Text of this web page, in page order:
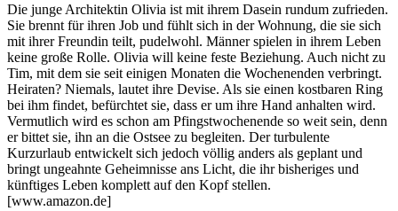
Die junge Architektin Olivia ist mit ihrem Dasein rundum zufrieden.
Sie brennt für ihren Job und fühlt sich in der Wohnung, die sie sich
mit ihrer Freundin teilt, pudelwohl. Männer spielen in ihrem Leben
keine große Rolle. Olivia will keine feste Beziehung. Auch nicht zu
Tim, mit dem sie seit einigen Monaten die Wochenenden verbringt.
Heiraten? Niemals, lautet ihre Devise. Als sie einen kostbaren Ring
bei ihm findet, befürchtet sie, dass er um ihre Hand anhalten wird.
Vermutlich wird es schon am Pfingstwochenende so weit sein, denn
er bittet sie, ihn an die Ostsee zu begleiten. Der turbulente
Kurzurlaub entwickelt sich jedoch völlig anders als geplant und
bringt ungeahnte Geheimnisse ans Licht, die ihr bisheriges und
künftiges Leben komplett auf den Kopf stellen.
[www.amazon.de]